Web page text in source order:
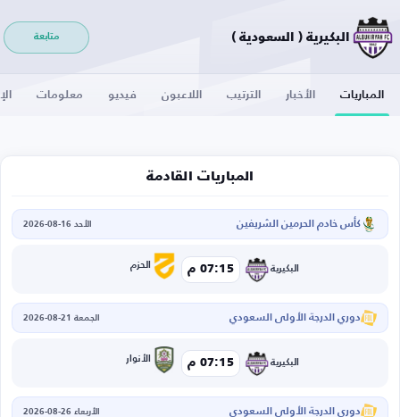
البكيرية ( السعودية ) متابعة
المباريات الأخبار الترتيب اللاعبون فيديو معلومات
المباريات القادمة
كأس خادم الحرمين الشريفين الأحد 16-08-2026
البكيرية 07:15 م الحزم
دوري الدرجة الأولى السعودي الجمعة 21-08-2026
البكيرية 07:15 م الأنوار
دوري الدرجة الأولى السعودي الأربعاء 26-08-2026